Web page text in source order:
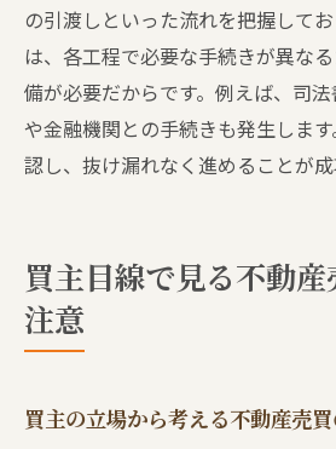
の引渡しといった流れを把握して
は、各工程で必要な手続きが異な
備が必要だからです。例えば、司
や金融機関との手続きも発生しま
認し、抜け漏れなく進めることが成
買主目線で見る不動
注意
買主の立場から考える不動産売